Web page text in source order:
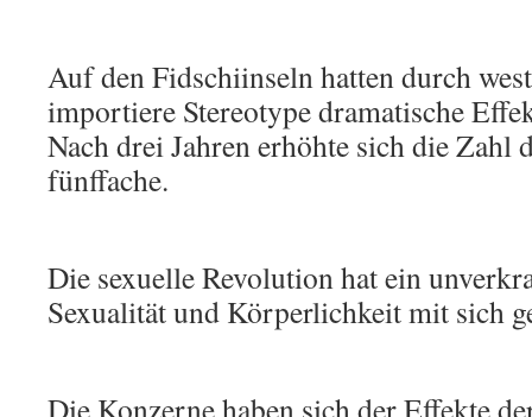
Auf den Fidschiinseln hatten durch
importiere Stereotype dramatische
Nach drei Jahren erhöhte sich die Zahl
fünffache.
Die sexuelle Revolution hat ein
Sexualität und Körperlichkeit mit sich
Die Konzerne haben sich der Effekte